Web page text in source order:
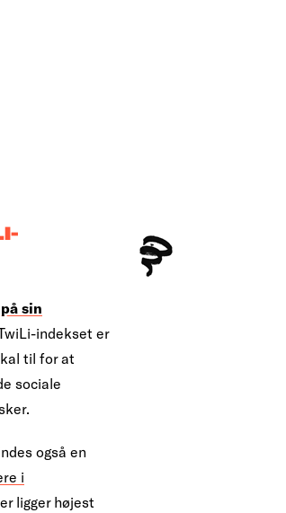
sin
TwiLi-indekset er
til for at
sociale
også en
i
ligger højest